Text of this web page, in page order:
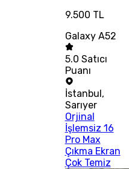
9.500 TL
Galaxy A52
5.0 Satıcı
Puanı
İstanbul,
Sarıyer
Orjinal
İşlemsiz 16
Pro Max
Çıkma Ekran
Çok Temiz